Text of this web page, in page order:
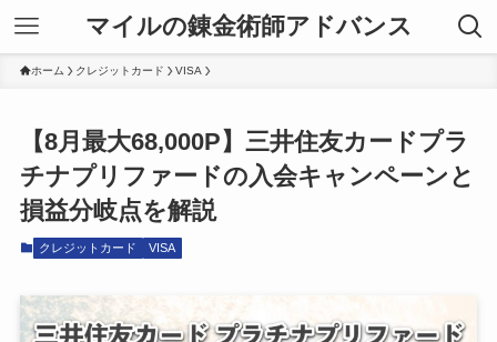
マイルの錬金術師アドバンス
ホーム クレジットカード VISA
【8月最大68,000P】三井住友カードプラ
チナプリファードの入会キャンペーンと
損益分岐点を解説
クレジットカード VISA